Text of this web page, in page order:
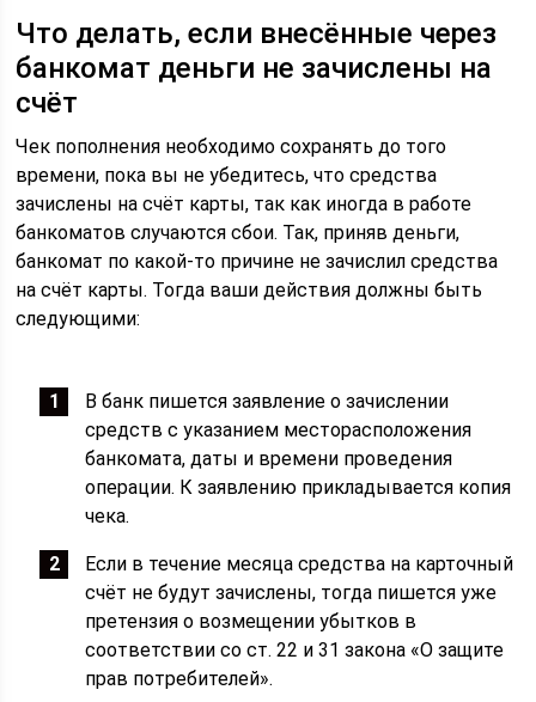
Что делать, если внесённые через
банкомат деньги не зачислены на
счёт
Чек пополнения необходимо сохранять до того
времени, пока вы не убедитесь, что средства
зачислены на счёт карты, так как иногда в работе
банкоматов случаются сбои. Так, приняв деньги,
банкомат по какой-то причине не зачислил средства
на счёт карты. Тогда ваши действия должны быть
следующими:
В банк пишется заявление о зачислении
средств с указанием месторасположения
банкомата, даты и времени проведения
операции. К заявлению прикладывается копия
чека.
Если в течение месяца средства на карточный
счёт не будут зачислены, тогда пишется уже
претензия о возмещении убытков в
соответствии со ст. 22 и 31 закона «О защите
прав потребителей».